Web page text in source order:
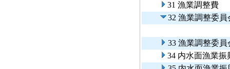
31 漁業調整費
32 漁業調整委
33 漁業調整委
34 内水面漁業